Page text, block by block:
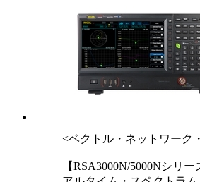
<ベクトル・ネットワーク
【RSA3000N/5000Nシリ